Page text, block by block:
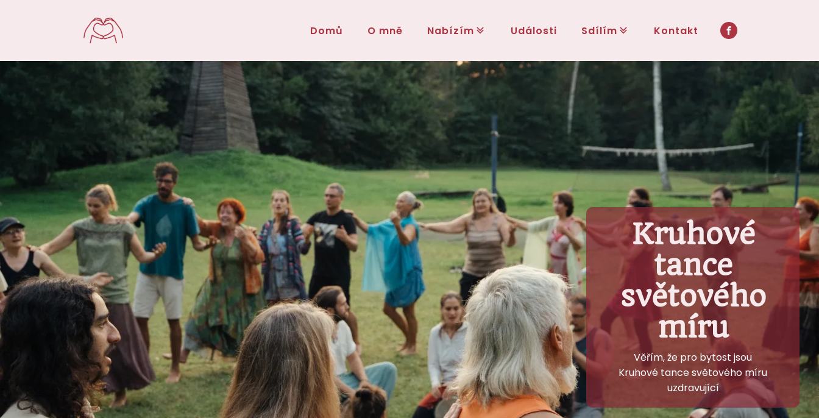
Domů O mně Nabízím Události Sdílím Kontakt
Kruhové
tance
světového
míru
Věřím, že pro bytost jsou
Kruhové tance světového míru
uzdravující